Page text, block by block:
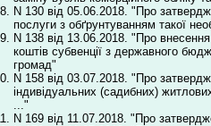
N 130 від 05.06.2018. "Про
послуги з обґрунтуванням такої
N 138 від 13.06.2018. "Про
коштів субвенції з державного
громад"
N 158 від 03.07.2018. "Про
індивідуальних (садибних)
..."
N 169 від 11.07.2018. "Про